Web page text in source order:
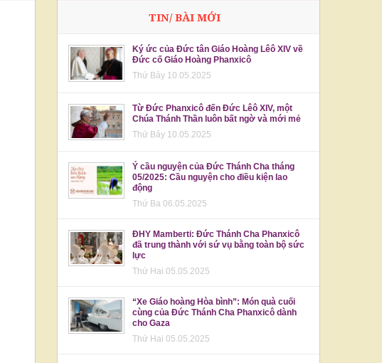
TIN/ BÀI MỚI
Ký ức của Đức tân Giáo Hoàng Lêô XIV về
Đức cố Giáo Hoàng Phanxicô
Thứ Bảy 10.05.2025
Từ Đức Phanxicô đến Đức Lêô XIV, một
Chúa Thánh Thần luôn bất ngờ và mới mẻ
Thứ Bảy 10.05.2025
Ý cầu nguyện của Đức Thánh Cha tháng
05/2025: Cầu nguyện cho điều kiện lao
động
Thứ Ba 06.05.2025
ĐHY Mamberti: Đức Thánh Cha Phanxicô
đã trung thành với sứ vụ bằng toàn bộ sức
lực
Thứ Hai 05.05.2025
“Xe Giáo hoàng Hòa bình”: Món quà cuối
cùng của Đức Thánh Cha Phanxicô dành
cho Gaza
Thứ Hai 05.05.2025